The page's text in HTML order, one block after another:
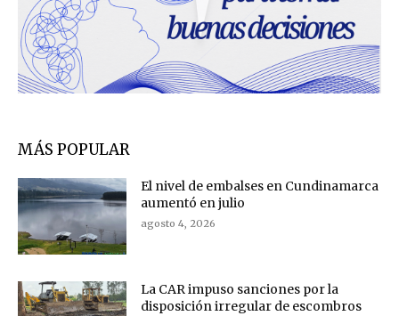
MÁS POPULAR
El nivel de embalses en Cundinamarca
aumentó en julio
agosto 4, 2026
La CAR impuso sanciones por la
disposición irregular de escombros